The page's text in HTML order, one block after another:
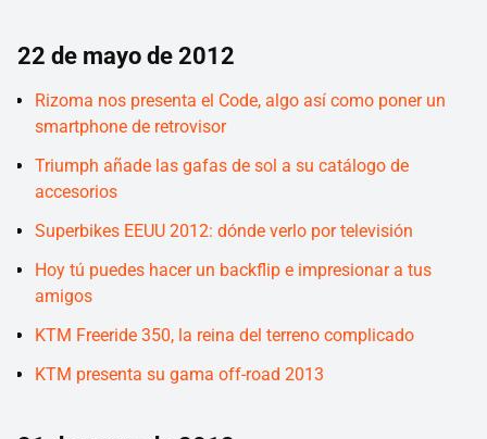
22 de mayo de 2012
Rizoma nos presenta el Code, algo así como poner un
smartphone de retrovisor
Triumph añade las gafas de sol a su catálogo de
accesorios
Superbikes EEUU 2012: dónde verlo por televisión
Hoy tú puedes hacer un backflip e impresionar a tus
amigos
KTM Freeride 350, la reina del terreno complicado
KTM presenta su gama off-road 2013